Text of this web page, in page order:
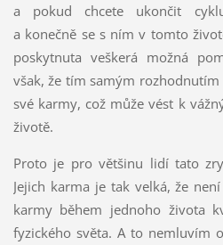
a pokud chcete ukončit
a konečně se s ním v tomto
poskytnuta veškerá možná
však, že tím samým
své karmy, což může vést k
životě.
Proto je pro většinu lidí tato
Jejich karma je tak velká, že
karmy během jednoho života
fyzického světa. A to nemluvím